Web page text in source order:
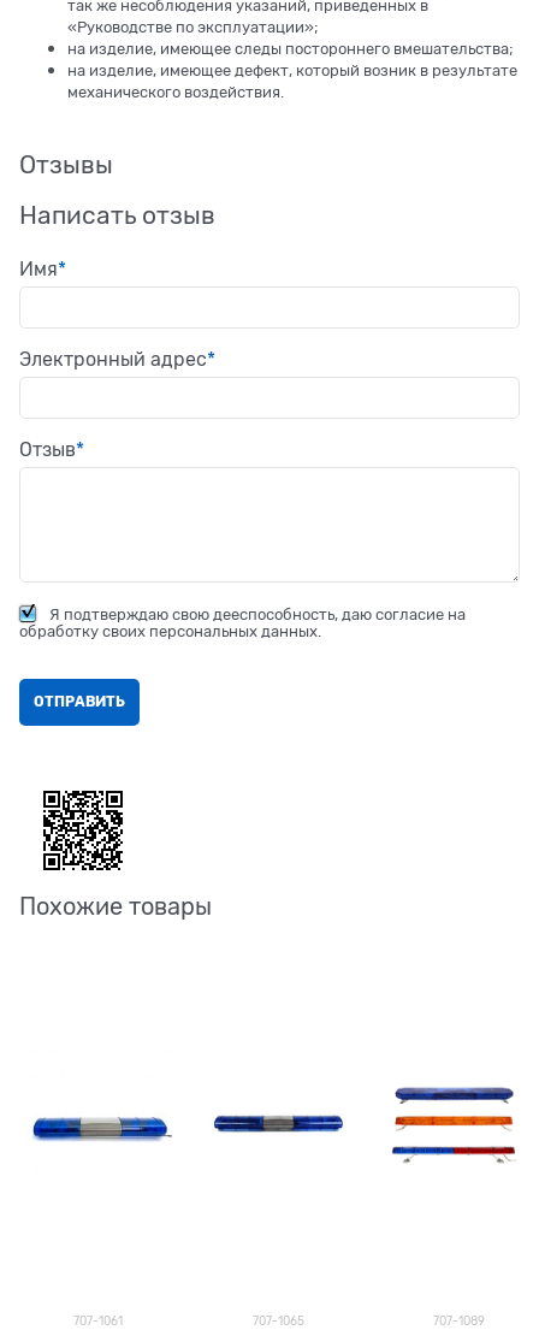
так же несоблюдения указаний, приведенных в
«Руководстве по эксплуатации»;
на изделие, имеющее следы постороннего вмешательства;
на изделие, имеющее дефект, который возник в результате
механического воздействия.
Отзывы
Написать отзыв
Имя
Электронный адрес
Отзыв
Я подтверждаю свою дееспособность, даю согласие на
обработку своих персональных данных.
Похожие товары
707-1061 707-1065 707-1089